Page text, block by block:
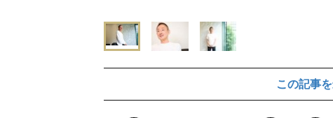
この記事